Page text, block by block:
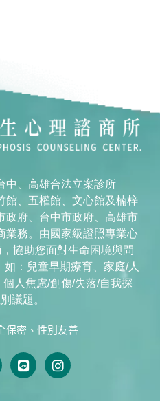
中、高雄合法立案診所
館、五權館、文心館及楠梓
政府、台中市政府、高雄市
業務。由國家級證照專業心
協助您面對生命困境與問
：兒童早期療育、家庭/人
人焦慮/創傷/失落/自我探
議題。
保密、性別友善